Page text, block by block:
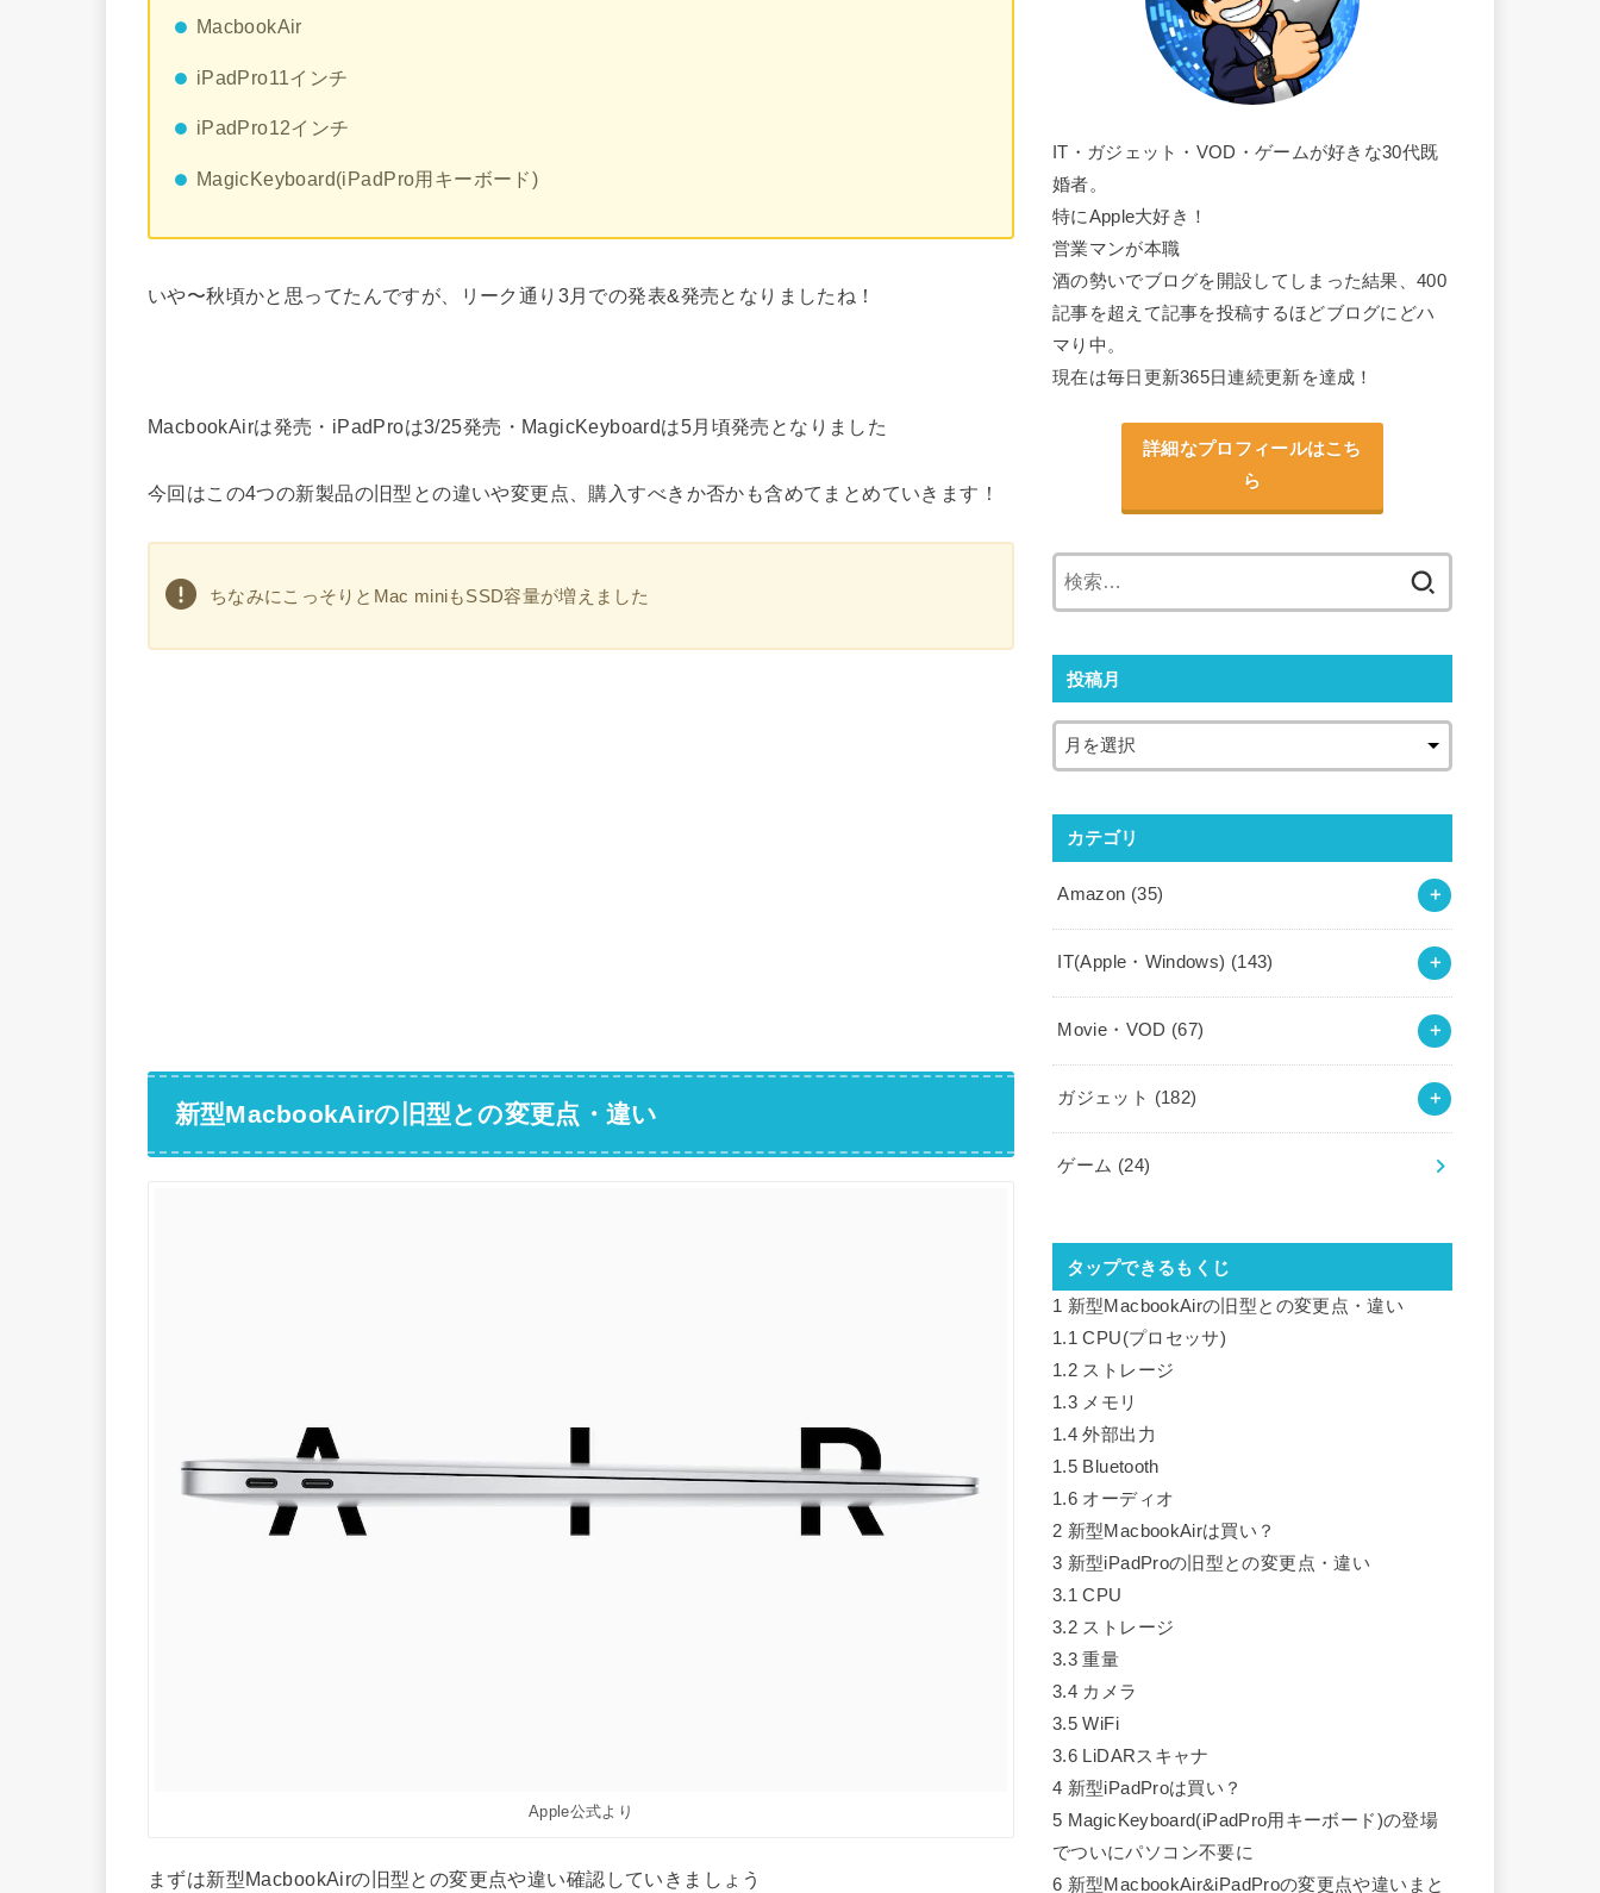
MacbookAir
iPadPro11インチ
iPadPro12インチ
MagicKeyboard(iPadPro用キーボード)
いや〜秋頃かと思ってたんですが、リーク通り3月での発表&発売となりましたね！
MacbookAirは発売・iPadProは3/25発売・MagicKeyboardは5月頃発売となりました
今回はこの4つの新製品の旧型との違いや変更点、購入すべきか否かも含めてまとめていきます！
ちなみにこっそりとMac miniもSSD容量が増えました
新型MacbookAirの旧型との変更点・違い
Apple公式より
まずは新型MacbookAirの旧型との変更点や違い確認していきましょう
IT・ガジェット・VOD・ゲームが好きな30代既
婚者。
特にApple大好き！
営業マンが本職
酒の勢いでブログを開設してしまった結果、400
記事を超えて記事を投稿するほどブログにどハ
マり中。
現在は毎日更新365日連続更新を達成！
詳細なプロフィールはこち
ら
投稿月
カテゴリ
Amazon (35)
IT(Apple・Windows) (143)
Movie・VOD (67)
ガジェット (182)
ゲーム (24)
タップできるもくじ
1 新型MacbookAirの旧型との変更点・違い
1.1 CPU(プロセッサ)
1.2 ストレージ
1.3 メモリ
1.4 外部出力
1.5 Bluetooth
1.6 オーディオ
2 新型MacbookAirは買い？
3 新型iPadProの旧型との変更点・違い
3.1 CPU
3.2 ストレージ
3.3 重量
3.4 カメラ
3.5 WiFi
3.6 LiDARスキャナ
4 新型iPadProは買い？
5 MagicKeyboard(iPadPro用キーボード)の登場
でついにパソコン不要に
6 新型MacbookAir&iPadProの変更点や違いまと